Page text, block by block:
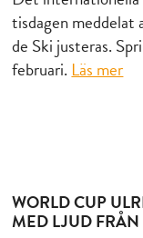
tisdagen
de Ski justeras.
februari. Läs mer
WORLD CUP
MED LJUD